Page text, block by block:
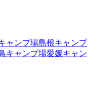
ャンプ場島根キャンプ
キャンプ場愛媛キャン